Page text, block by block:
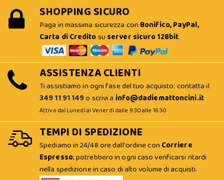
SHOPPING SICURO
Paga in massima sicurezza con Bonifico, PayPal,
Carta di Creditosu server sicuro 128bit.
ASSISTENZA CLIENTI
Ti assistiamo in ogni fase del tuo acquisto: contatta il
349 11 91 149o scrivi a info@dadiemattoncini.it
Attivo dal Lunedì al Venerdì dalle 9:30 alle 16:30
TEMPI DI SPEDIZIONE
Spediamo in 24/48 ore dall'ordine con Corriere
Espresso; potrebbero in ogni caso verificarsi ritardi
nella spedizione in caso di alto volume di acquisti.